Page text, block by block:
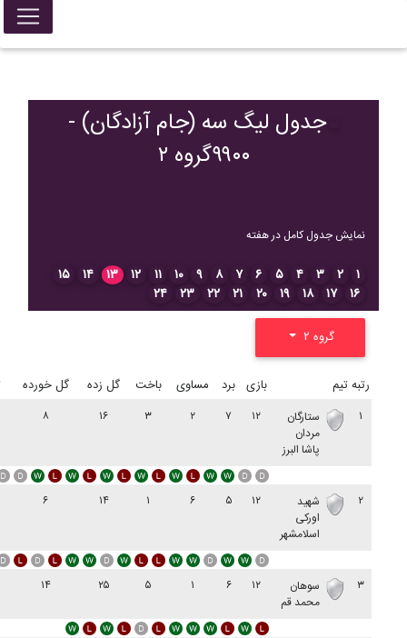
جدول لیگ سه (جام آزادگان) -
۹۹۰۰گروه ۲
نمایش جدول کامل در هفته
۱ ۲ ۳ ۴ ۵ ۶ ۷ ۸ ۹ ۱۰ ۱۱ ۱۲ ۱۳ ۱۴ ۱۵
۱۶ ۱۷ ۱۸ ۱۹ ۲۰ ۲۱ ۲۲ ۲۳ ۲۴
گروه ۲
رتبهتیم بازی برد مساوی باخت گل زده گل خورده
۱
ستارگان
مردان
پاشا البرز
۱۲ ۷ ۲ ۳ ۱۶ ۸
۲
شهید
اورکی
اسلامشهر
۱۲ ۵ ۶ ۱ ۱۴ ۶
۳
سوهان
محمد قم
۱۲ ۶ ۱ ۵ ۲۵ ۱۴